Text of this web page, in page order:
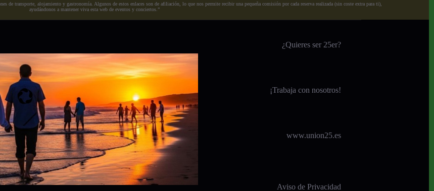
de transporte, alojamiento y gastronomía. Algunos de estos enlaces son de afiliación, lo que nos permite recibir una pequeña comisión por cada reserva realizada (sin coste extra para ti),
ayudándonos a mantener viva esta web de eventos y conciertos.”
¿Quieres ser 25er?
¡Trabaja con nosotros!
www.union25.es
Aviso de Privacidad